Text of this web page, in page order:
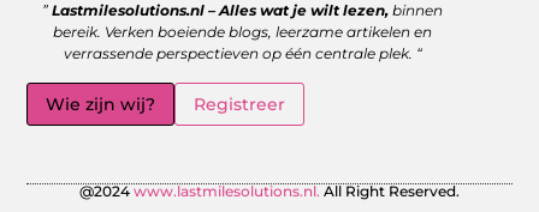
”Lastmilesolutions.nl – Alles wat je wilt lezen, binnen
bereik. Verken boeiende blogs, leerzame artikelen en
verrassende perspectieven op één centrale plek. “
Wie zijn wij? Registreer
@2024 www.lastmilesolutions.nl. All Right Reserved.